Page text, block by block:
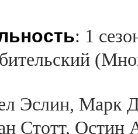
: 1
Эслин, Марк
Стотт, Остин